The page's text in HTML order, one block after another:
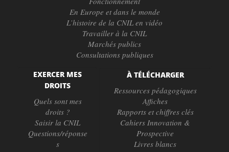
En Europe et dans le monde
L’histoire de la CNIL en vidéo
Travailler à la CNIL
Marchés publics
Consultations publiques
EXERCER MES
DROITS
Quels sont mes
droits ?
Saisir la CNIL
Questions/réponse
s
À TÉLÉCHARGER
Ressources pédagogiques
Affiches
Rapports et chiffres clés
Cahiers Innovation &
Prospective
Livres blancs